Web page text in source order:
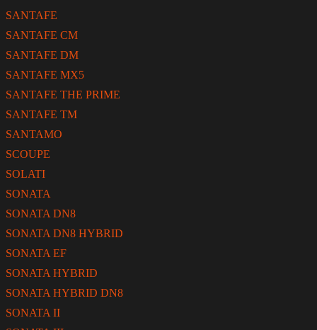
SANTAFE
SANTAFE CM
SANTAFE DM
SANTAFE MX5
SANTAFE THE PRIME
SANTAFE TM
SANTAMO
SCOUPE
SOLATI
SONATA
SONATA DN8
SONATA DN8 HYBRID
SONATA EF
SONATA HYBRID
SONATA HYBRID DN8
SONATA II